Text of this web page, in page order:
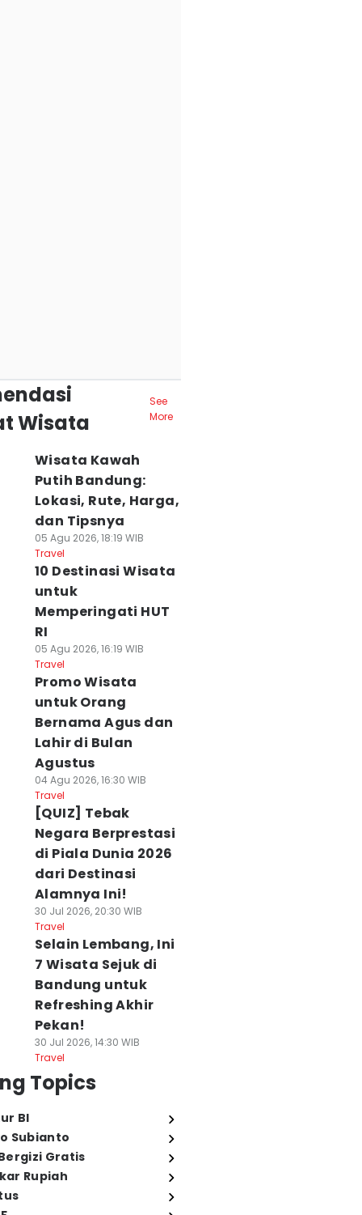
Wisata
See
More
Wisata Kawah
Putih Bandung:
Lokasi, Rute, Harga,
dan Tipsnya
05 Agu 2026, 18:19 WIB
Travel
10 Destinasi Wisata
untuk
Memperingati HUT
RI
05 Agu 2026, 16:19 WIB
Travel
Promo Wisata
untuk Orang
Bernama Agus dan
Lahir di Bulan
Agustus
04 Agu 2026, 16:30 WIB
Travel
[QUIZ] Tebak
Negara Berprestasi
di Piala Dunia 2026
dari Destinasi
Alamnya Ini!
30 Jul 2026, 20:30 WIB
Travel
Selain Lembang, Ini
7 Wisata Sejuk di
Bandung untuk
Refreshing Akhir
Pekan!
30 Jul 2026, 14:30 WIB
Travel
Topics
BI
Subianto
Gratis
Rupiah